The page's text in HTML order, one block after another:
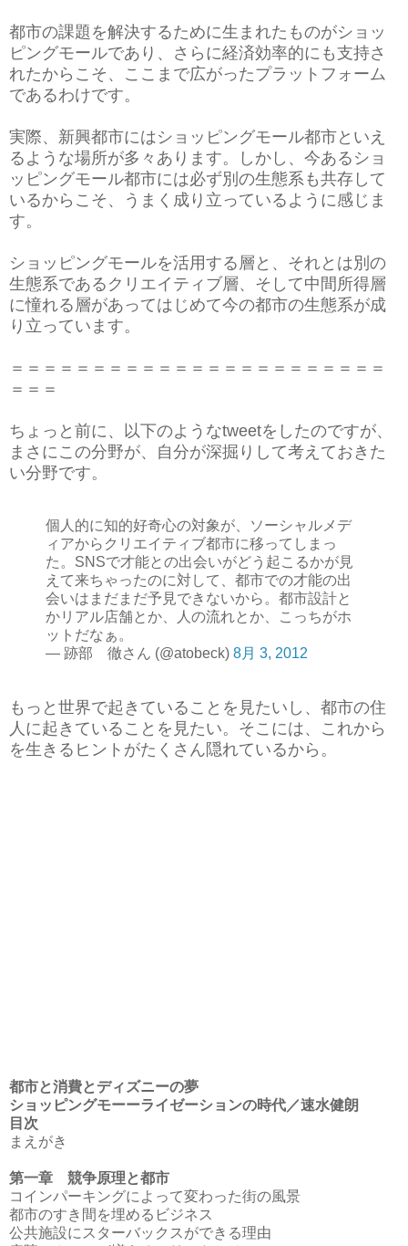
都市の課題を解決するために生まれたものがショッ
ピングモールであり、さらに経済効率的にも支持さ
れたからこそ、ここまで広がったプラットフォーム
であるわけです。
実際、新興都市にはショッピングモール都市といえ
るような場所が多々あります。しかし、今あるショ
ッピングモール都市には必ず別の生態系も共存して
いるからこそ、うまく成り立っているように感じま
す。
ショッピングモールを活用する層と、それとは別の
生態系であるクリエイティブ層、そして中間所得層
に憧れる層があってはじめて今の都市の生態系が成
り立っています。
＝＝＝＝＝＝＝＝＝＝＝＝＝＝＝＝＝＝＝＝＝＝＝
＝＝＝
ちょっと前に、以下のようなtweetをしたのですが、
まさにこの分野が、自分が深掘りして考えておきた
い分野です。
個人的に知的好奇心の対象が、ソーシャルメデ
ィアからクリエイティブ都市に移ってしまっ
た。SNSで才能との出会いがどう起こるかが見
えて来ちゃったのに対して、都市での才能の出
会いはまだまだ予見できないから。都市設計と
かリアル店舗とか、人の流れとか、こっちがホ
ットだなぁ。
— 跡部 徹さん (@atobeck) 8月 3, 2012
もっと世界で起きていることを見たいし、都市の住
人に起きていることを見たい。そこには、これから
を生きるヒントがたくさん隠れているから。
都市と消費とディズニーの夢
ショッピングモーーライゼーションの時代／速水健朗
目次
まえがき
第一章 競争原理と都市
コインパーキングによって変わった街の風景
都市のすき間を埋めるビジネス
公共施設にスターバックスができる理由